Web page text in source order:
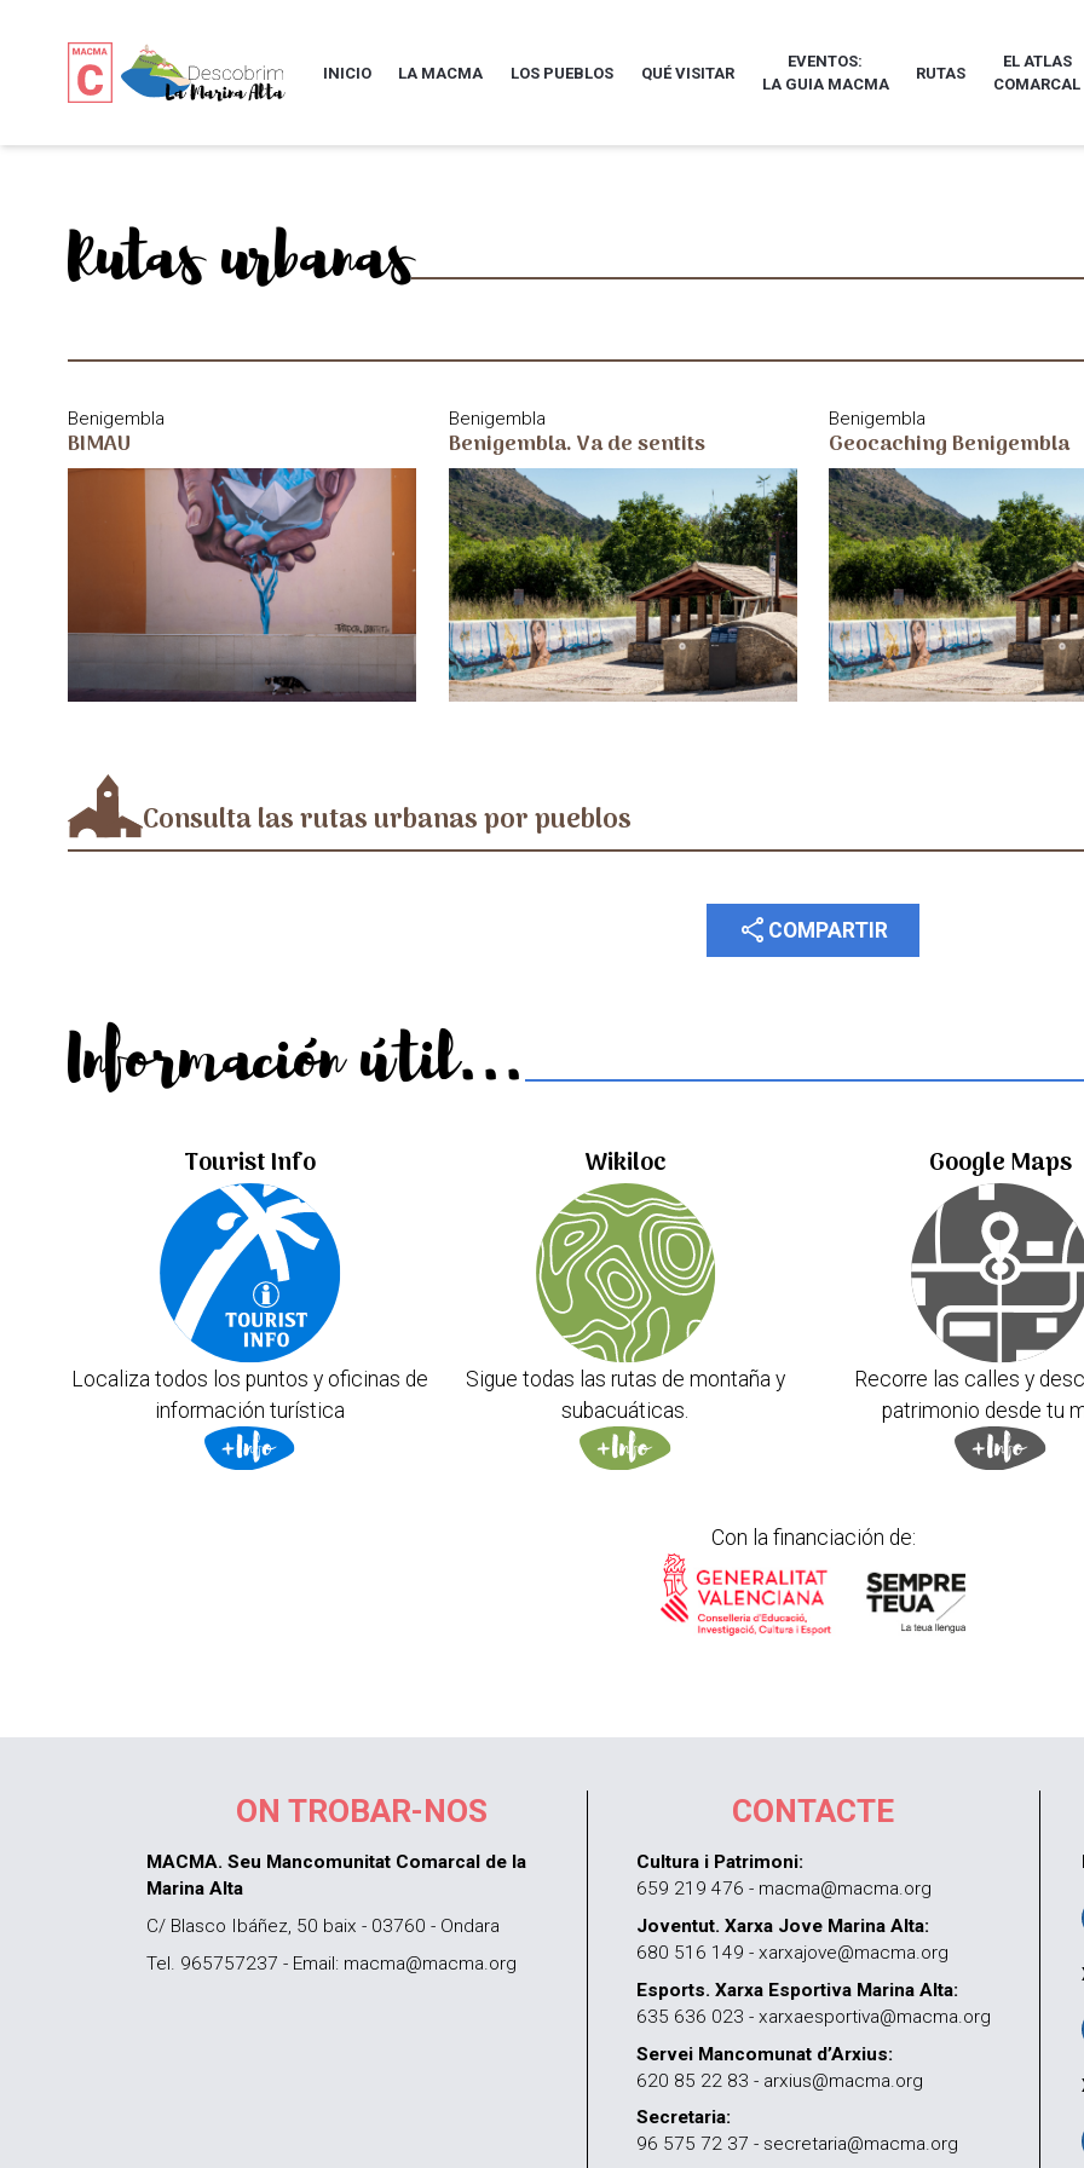
INICIO LA MACMA LOS PUEBLOS QUÉ VISITAR
EVENTOS:
LA GUIA MACMA
RUTAS
EL ATLAS
COMARCAL
Rutas urbanas
Benigembla
BIMAU
Benigembla
Benigembla. Va de sentits
Benigembla
Geocaching Benigembla
Consulta las rutas urbanas por pueblos
share COMPARTIR
Información útil...
Tourist Info
Localiza todos los puntos y oficinas de
información turística
Wikiloc
Sigue todas las rutas de montaña y
subacuáticas.
Google Maps
Recorre las calles y
patrimonio desde tu
Con la financiación de:
ON TROBAR-NOS
MACMA. Seu Mancomunitat Comarcal de la
Marina Alta
C/ Blasco Ibáñez, 50 baix - 03760 - Ondara
Tel. 965757237 - Email: macma@macma.org
CONTACTE
Cultura i Patrimoni:
659 219 476 - macma@macma.org
Joventut. Xarxa Jove Marina Alta:
680 516 149 - xarxajove@macma.org
Esports. Xarxa Esportiva Marina Alta:
635 636 023 - xarxaesportiva@macma.org
Servei Mancomunat d’Arxius:
620 85 22 83 - arxius@macma.org
Secretaria:
96 575 72 37 - secretaria@macma.org